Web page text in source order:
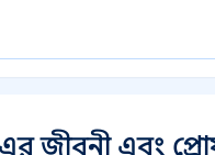
জীবনী এবং